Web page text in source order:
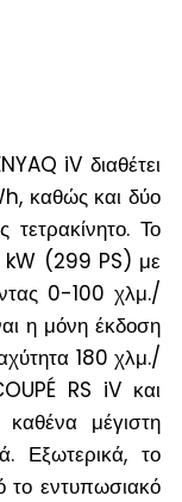
iV διαθέτει
καθώς και δύο
τετρακίνητο. Το
kW (299 PS) με
0-100 χλμ./
η μόνη έκδοση
180 χλμ./
RS iV και
μέγιστη
Εξωτερικά, το
το εντυπωσιακό